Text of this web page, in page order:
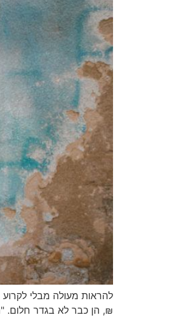
₪, הן כבר לא בגדר חלום.